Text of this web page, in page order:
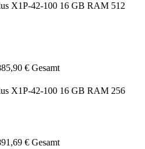
X1P-42-100 16 GB RAM 512
€ Gesamt
X1P-42-100 16 GB RAM 256
€ Gesamt